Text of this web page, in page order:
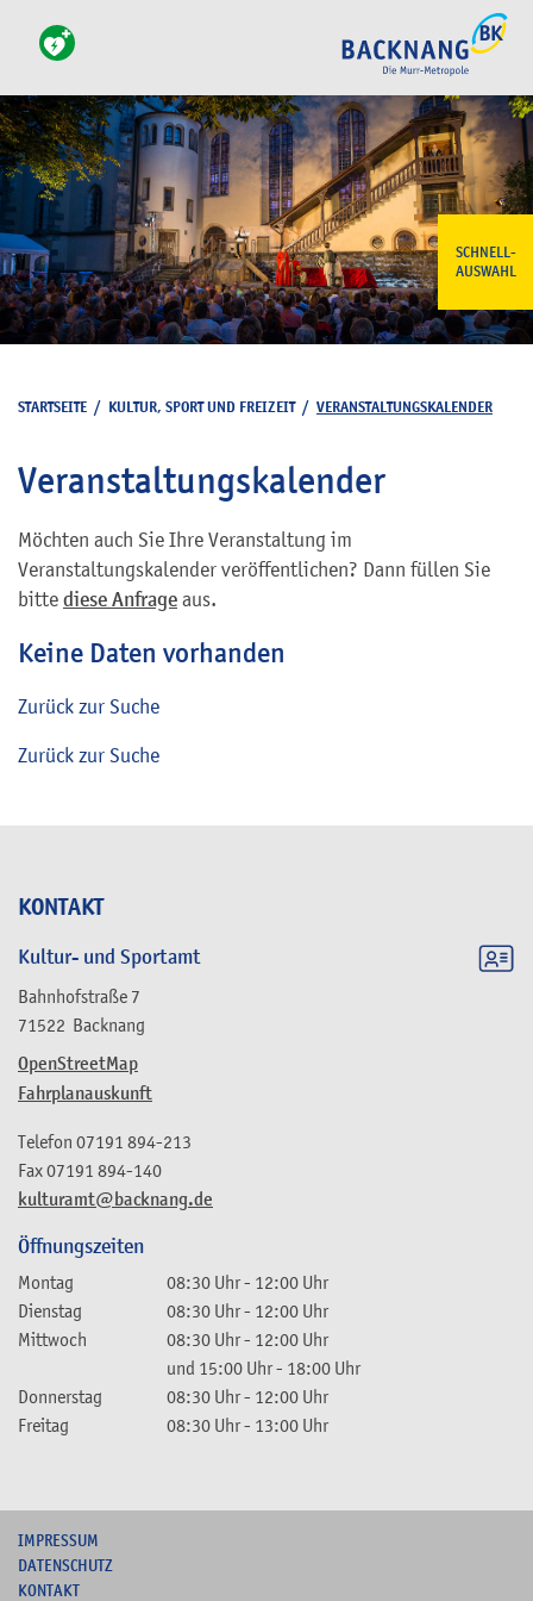
SCHNELL-
AUSWAHL
KONTAKT
Kultur- und Sportamt
Bahnhofstraße 7
71522 Backnang
OpenStreetMap
Fahrplanauskunft
kulturamt@backnang.de
Telefon 07191 894-213
Fax07191 894-140
Öffnungszeiten
Montag 08:30 Uhr- 12:00 Uhr
Dienstag
08:30 Uhr- 12:00 Uhr
Mittwoch
08:30 Uhr- 12:00 Uhr
und 15:00 Uhr- 18:00 Uhr
Donnerstag
08:30 Uhr- 12:00 Uhr
Freitag
08:30 Uhr- 13:00 Uhr
STARTSEITE / KULTUR, SPORT UND FREIZEIT/ VERANSTALTUNGSKALENDER
Veranstaltungskalender
Möchten auch Sie Ihre Veranstaltung im
Veranstaltungskalender veröffentlichen? Dann füllen Sie
bitte diese Anfrage aus.
Keine Daten vorhanden
Zurück zur Suche
Zurück zur Suche
IMPRESSUM
DATENSCHUTZ
KONTAKT